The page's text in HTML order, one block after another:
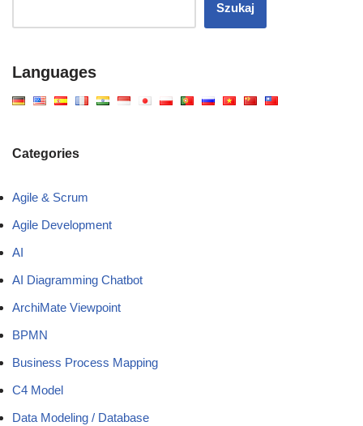
Szukaj
Languages
Categories
Agile & Scrum
Agile Development
AI
AI Diagramming Chatbot
ArchiMate Viewpoint
BPMN
Business Process Mapping
C4 Model
Data Modeling / Database